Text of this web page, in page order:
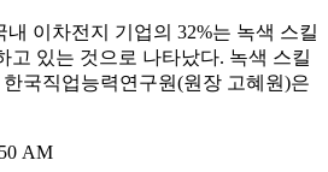
이차전지 기업의 32%는 녹색 스킬
고 있는 것으로 나타났다. 녹색 스킬
국직업능력연구원(원장 고혜원)은
AM